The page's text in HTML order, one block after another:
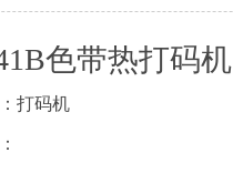
色带热打码机
打码机